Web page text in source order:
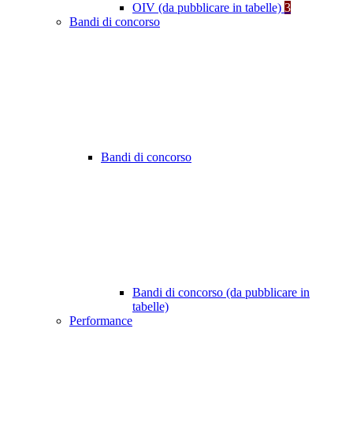
OIV (da pubblicare in tabelle) 3
Bandi di concorso
Bandi di concorso
Bandi di concorso (da pubblicare in
tabelle)
Performance